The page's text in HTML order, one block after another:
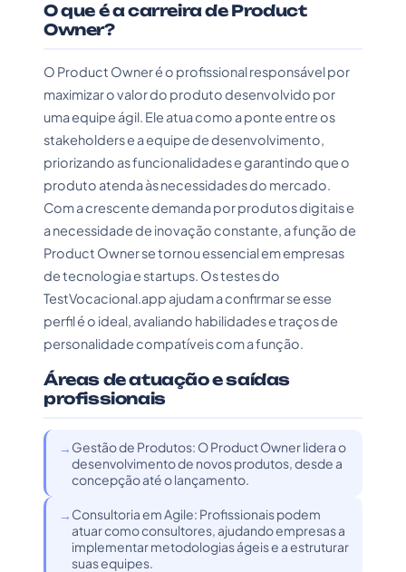
O que é a carreira de Product
Owner?
O Product Owner é o profissional responsável por
maximizar o valor do produto desenvolvido por
uma equipe ágil. Ele atua como a ponte entre os
stakeholders e a equipe de desenvolvimento,
priorizando as funcionalidades e garantindo que o
produto atenda às necessidades do mercado.
Com a crescente demanda por produtos digitais e
a necessidade de inovação constante, a função de
Product Owner se tornou essencial em empresas
de tecnologia e startups. Os testes do
TestVocacional.app ajudam a confirmar se esse
perfil é o ideal, avaliando habilidades e traços de
personalidade compatíveis com a função.
Áreas de atuação e saídas
profissionais
Gestão de Produtos: O Product Owner lidera o
desenvolvimento de novos produtos, desde a
concepção até o lançamento.
Consultoria em Agile: Profissionais podem
atuar como consultores, ajudando empresas a
implementar metodologias ágeis e a estruturar
suas equipes.